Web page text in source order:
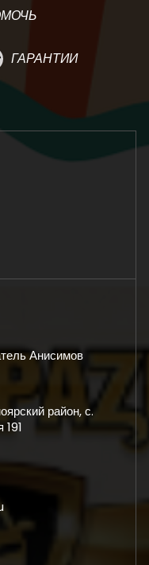
ГАРАНТИИ
Анисимов
район, с.